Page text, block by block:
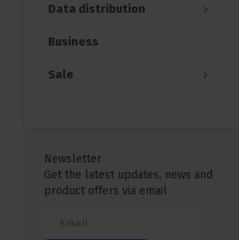
Data distribution
Business
Sale
Newsletter
Get the latest updates, news and
product offers via email